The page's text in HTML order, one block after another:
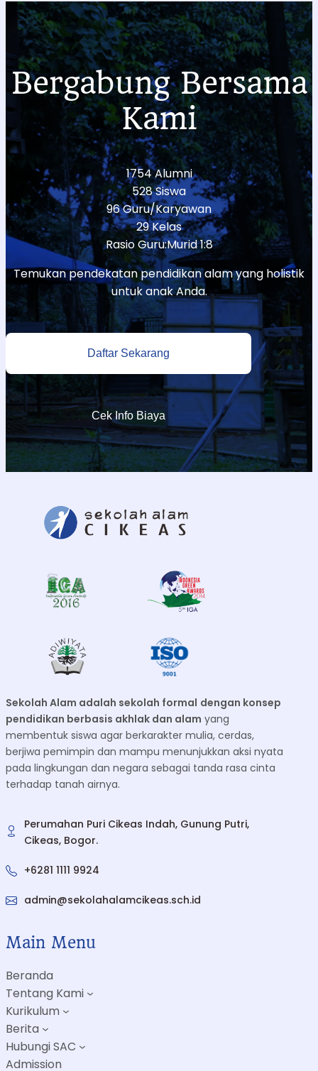
Bergabung Bersama
Kami
1754 Alumni
528 Siswa
96 Guru/Karyawan
29 Kelas
Rasio Guru:Murid 1:8
Temukan pendekatan pendidikan alam yang holistik
untuk anak Anda.
Daftar Sekarang
Cek Info Biaya
Sekolah Alam adalah sekolah formal dengan konsep
pendidikan berbasis akhlak dan alam yang
membentuk siswa agar berkarakter mulia, cerdas,
berjiwa pemimpin dan mampu menunjukkan aksi nyata
pada lingkungan dan negara sebagai tanda rasa cinta
terhadap tanah airnya.
Perumahan Puri Cikeas Indah, Gunung Putri,
Cikeas, Bogor.
+6281 1111 9924
admin@sekolahalamcikeas.sch.id
Main Menu
Beranda
Tentang Kami
Kurikulum
Berita
Hubungi SAC
Admission